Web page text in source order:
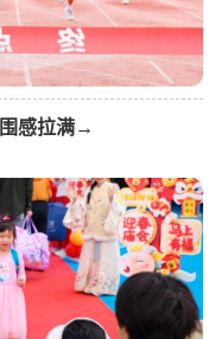
感拉满→